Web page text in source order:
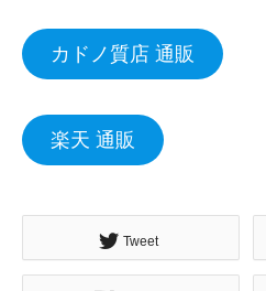
カドノ質店 通販
楽天 通販
Tweet